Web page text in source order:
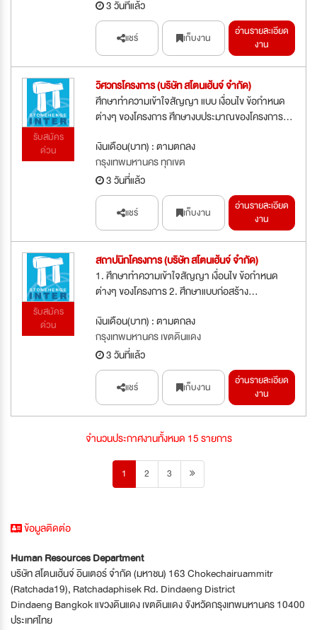
3 วันที่แล้ว
แชร์ เก็บงาน
อ่านรายละเอียด
งาน
รับสมัคร
ด่วน
วิศวกรโครงการ (บริษัท สโตนเฮ้นจ์ จำกัด)
ศึกษาทำความเข้าใจสัญญา แบบ เงื่อนไข ข้อกำหนด
ต่างๆ ของโครงการ ศึกษางบประมาณของโครงการ...
เงินเดือน(บาท) : ตามตกลง
กรุงเทพมหานคร ทุกเขต
3 วันที่แล้ว
แชร์ เก็บงาน
อ่านรายละเอียด
งาน
รับสมัคร
ด่วน
สถาปนิกโครงการ (บริษัท สโตนเฮ้นจ์ จำกัด)
1. ศึกษาทำความเข้าใจสัญญา เงื่อนไข ข้อกำหนด
ต่างๆ ของโครงการ 2. ศึกษาแบบก่อสร้าง...
เงินเดือน(บาท) : ตามตกลง
กรุงเทพมหานคร เขตดินแดง
3 วันที่แล้ว
แชร์ เก็บงาน
อ่านรายละเอียด
งาน
จำนวนประกาศงานทั้งหมด 15 รายการ
1 2 3
ข้อมูลติดต่อ
Human Resources Department
บริษัท สโตนเฮ้นจ์ อินเตอร์ จำกัด (มหาชน) 163 Chokechairuammitr
(Ratchada19), Ratchadaphisek Rd. Dindaeng District
Dindaeng Bangkok แขวงดินแดง เขตดินแดง จังหวัดกรุงเทพมหานคร 10400
ประเทศไทย